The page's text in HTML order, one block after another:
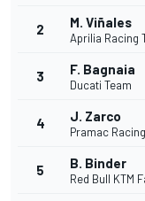
2 M. Viñales
Aprilia Racing
3 F. Bagnaia
Ducati Team
4 J. Zarco
Pramac Racing
5 B. Binder
Red Bull KTM